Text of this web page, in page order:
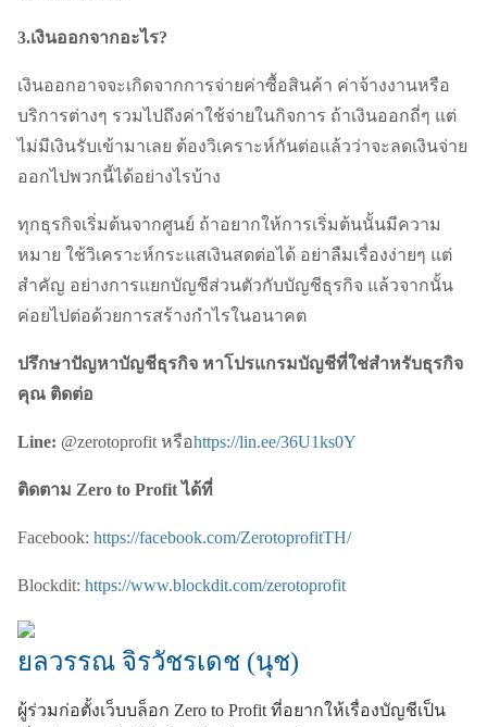
3.เงินออกจากอะไร?
เงินออกอาจจะเกิดจากการจ่ายค่าซื้อสินค้า ค่าจ้างงานหรือ
บริการต่างๆ รวมไปถึงค่าใช้จ่ายในกิจการ ถ้าเงินออกถี่ๆ แต่
ไม่มีเงินรับเข้ามาเลย ต้องวิเคราะห์กันต่อแล้วว่าจะลดเงินจ่าย
ออกไปพวกนี้ได้อย่างไรบ้าง
ทุกธุรกิจเริ่มต้นจากศูนย์ ถ้าอยากให้การเริ่มต้นนั้นมีความ
หมาย ใช้วิเคราะห์กระแสเงินสดต่อได้ อย่าลืมเรื่องง่ายๆ แต่
สำคัญ อย่างการแยกบัญชีส่วนตัวกับบัญชีธุรกิจ แล้วจากนั้น
ค่อยไปต่อด้วยการสร้างกำไรในอนาคต
ปรึกษาปัญหาบัญชีธุรกิจ หาโปรแกรมบัญชีที่ใช่สำหรับธุรกิจ
คุณ ติดต่อ
Line: @zerotoprofit หรือhttps://lin.ee/36U1ks0Y
ติดตาม Zero to Profit ได้ที่
Facebook: https://facebook.com/ZerotoprofitTH/
Blockdit: https://www.blockdit.com/zerotoprofit
ยลวรรณ จิรวัชรเดช (นุช)
ผู้ร่วมก่อตั้งเว็บบล็อก Zero to Profit ที่อยากให้เรื่องบัญชีเป็น